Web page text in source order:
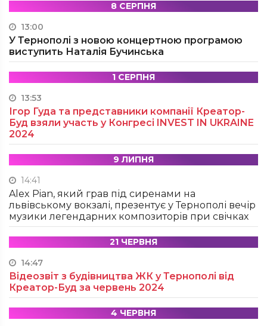
8 СЕРПНЯ
13:00
У Тернополі з новою концертною програмою
виступить Наталія Бучинська
1 СЕРПНЯ
13:53
Ігор Гуда та представники компанії Креатор-
Буд взяли участь у Конгресі INVEST IN UKRAINE
2024
9 ЛИПНЯ
14:41
Alex Pian, який грав під сиренами на
львівському вокзалі, презентує у Тернополі вечір
музики легендарних композиторів при свічках
21 ЧЕРВНЯ
14:47
Відеозвіт з будівництва ЖК у Тернополі від
Креатор-Буд за червень 2024
4 ЧЕРВНЯ